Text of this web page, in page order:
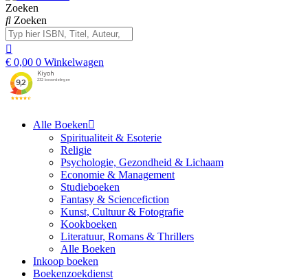
Zoeken
Zoeken
€ 0,00 0 Winkelwagen
Alle Boeken
Spiritualiteit & Esoterie
Religie
Psychologie, Gezondheid & Lichaam
Economie & Management
Studieboeken
Fantasy & Sciencefiction
Kunst, Cultuur & Fotografie
Kookboeken
Literatuur, Romans & Thrillers
Alle Boeken
Inkoop boeken
Boekenzoekdienst